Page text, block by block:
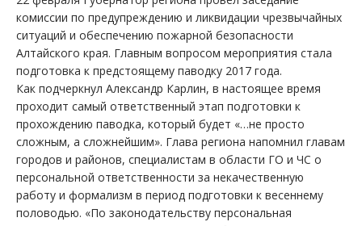
комиссии по предупреждению и ликвидации чрезвычайных
ситуаций и обеспечению пожарной безопасности
Алтайского края. Главным вопросом мероприятия стала
подготовка к предстоящему паводку 2017 года.
Как подчеркнул Александр Карлин, в настоящее время
проходит самый ответственный этап подготовки к
прохождению паводка, который будет «…не просто
сложным, а сложнейшим». Глава региона напомнил главам
городов и районов, специалистам в области ГО и ЧС о
персональной ответственности за некачественную
работу и формализм в период подготовки к весеннему
половодью. «По законодательству персональная